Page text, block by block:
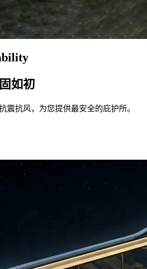
如初
震抗风，为您提供最安全的庇护所。